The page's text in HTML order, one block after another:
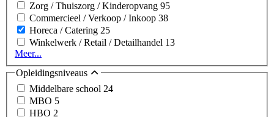
Zorg / Thuiszorg / Kinderopvang 95
Commercieel / Verkoop / Inkoop 38
Horeca / Catering 25
Winkelwerk / Retail / Detailhandel 13
Meer...
Opleidingsniveaus
Middelbare school 24
MBO 5
HBO 2